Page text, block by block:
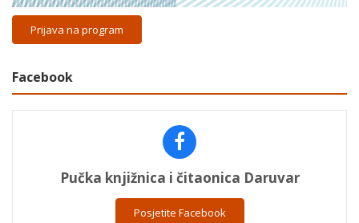
Prijava na program
Facebook
Pučka knjižnica i čitaonica Daruvar
Posjetite Facebook